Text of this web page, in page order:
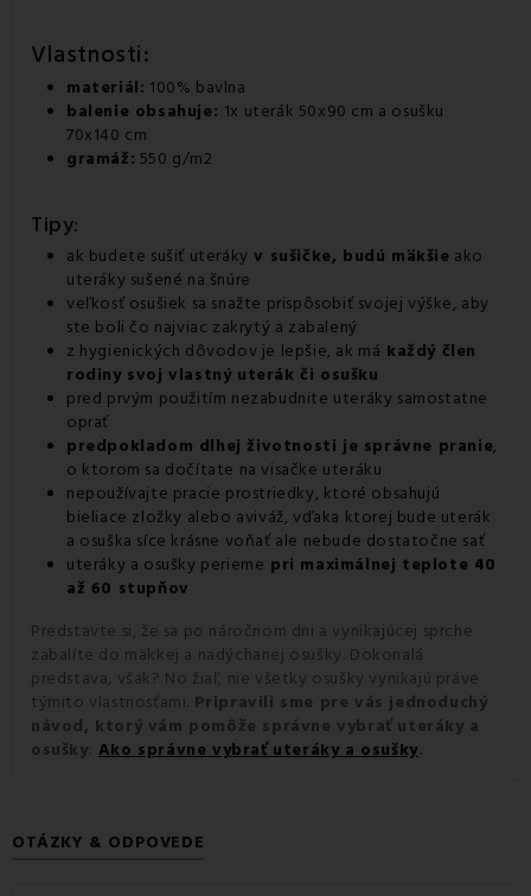
Vlastnosti:
materiál: 100% bavlna
balenie obsahuje: 1x uterák 50x90 cm a osušku
70x140 cm
gramáž: 550 g/m2
Tipy:
ak budete sušiť uteráky v sušičke, budú mäkšie ako
uteráky sušené na šnúre
veľkosť osušiek sa snažte prispôsobiť svojej výške, aby
ste boli čo najviac zakrytý a zabalený
z hygienických dôvodov je lepšie, ak má každý člen
rodiny svoj vlastný uterák či osušku
pred prvým použitím nezabudnite uteráky samostatne
oprať
predpokladom dlhej životnosti je správne pranie,
o ktorom sa dočítate na visačke uteráku
nepoužívajte pracie prostriedky, ktoré obsahujú
bieliace zložky alebo aviváž, vďaka ktorej bude uterák
a osuška síce krásne voňať ale nebude dostatočne sať
uteráky a osušky perieme pri maximálnej teplote 40
až 60 stupňov
Predstavte si, že sa po náročnom dni a vynikajúcej sprche
zabalíte do mäkkej a nadýchanej osušky. Dokonalá
predstava, však? No žiaľ, nie všetky osušky vynikajú práve
týmito vlastnosťami. Pripravili sme pre vás jednoduchý
návod, ktorý vám pomôže správne vybrať uteráky a
osušky: Ako správne vybrať uteráky a osušky.
OTÁZKY & ODPOVEDE